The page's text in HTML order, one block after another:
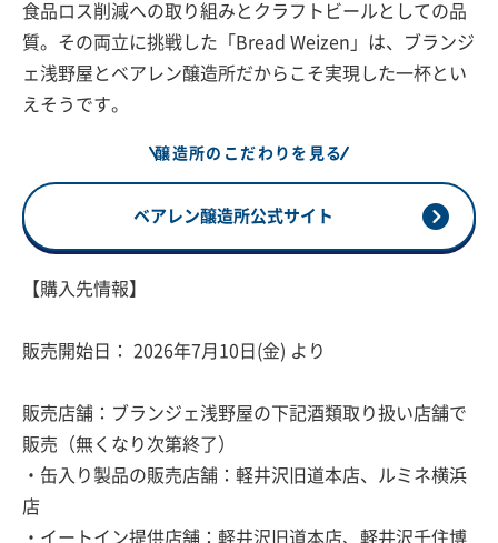
食品ロス削減への取り組みとクラフトビールとしての品
質。その両立に挑戦した「Bread Weizen」は、ブランジ
ェ浅野屋とベアレン醸造所だからこそ実現した一杯とい
えそうです。
醸造所のこだわりを見る
ベアレン醸造所公式サイト
【購入先情報】
販売開始日： 2026年7月10日(金) より
販売店舗：ブランジェ浅野屋の下記酒類取り扱い店舗で
販売（無くなり次第終了）
・缶入り製品の販売店舗：軽井沢旧道本店、ルミネ横浜
店
・イートイン提供店舗：軽井沢旧道本店、軽井沢千住博